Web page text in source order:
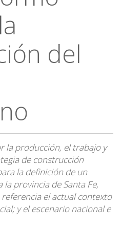
del
la producción, el trabajo y
de construcción
la definición de un
provincia de Santa Fe,
el actual contexto
y el escenario nacional e